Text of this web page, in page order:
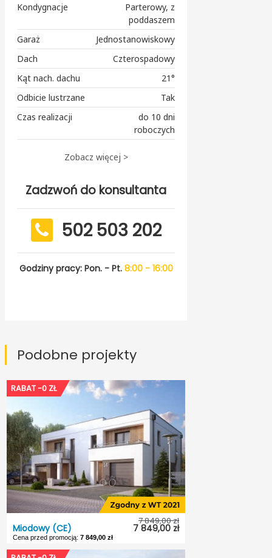
Kondygnacje
Parterowy, z
poddaszem
Garaż
Jednostanowiskowy
Dach
Czterospadowy
Kąt nach. dachu
21°
Odbicie lustrzane
Tak
Czas realizacji
do 10 dni
roboczych
Zobacz więcej >
Zadzwoń do konsultanta
502 503 202
Godziny pracy: Pon. - Pt. 8:00 - 16:00
Podobne projekty
Miodowy (CE) 7 849,00 zł
7 849,00 zł
RABAT -0 ZŁ
Cena przed promocją: 7 849,00 zł